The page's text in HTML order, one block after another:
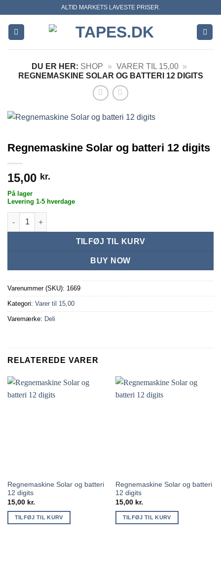
content
ALTID MARKETS LAVESTE PRISER.
DU ER HER: SHOP » VARER TIL 15,00 »
REGNEMASKINE SOLAR OG BATTERI 12 DIGITS
Regnemaskine Solar og batteri 12 digits
15,00 kr.
På lager
Levering 1-5 hverdage
Regnemaskine Solar og batteri 12 digits antal
TILFØJ TIL KURV
BUY NOW
Varenummer (SKU): 1669
Kategori: Varer til 15,00
Varemærke: Deli
RELATEREDE VARER
Regnemaskine Solar og batteri
12 digits
15,00 kr.
TILFØJ TIL KURV
Regnemaskine Solar og batteri
12 digits
15,00 kr.
TILFØJ TIL KURV